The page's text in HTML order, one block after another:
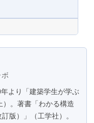
ボ
より「建築学生が学ぶ
。著書「わかる構造
版）」（工学社）。